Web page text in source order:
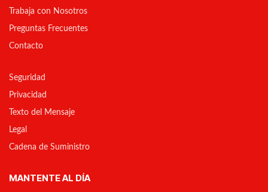
Trabaja con Nosotros
Preguntas Frecuentes
Contacto
Seguridad
Privacidad
Texto del Mensaje
Legal
Cadena de Suministro
MANTENTE AL DÍA